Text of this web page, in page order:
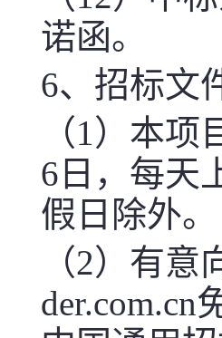
诺函。
6、 招标文
（1）本
6 日 ，每天
假日除外。
（2）有